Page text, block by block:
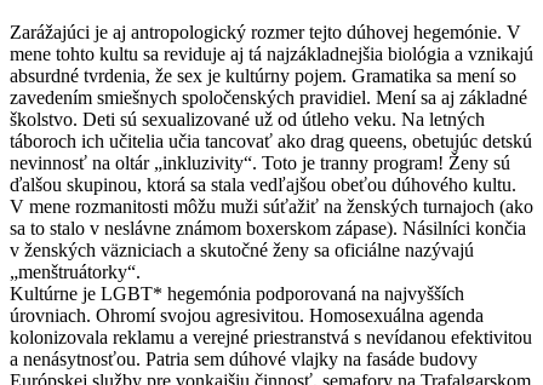
Zarážajúci je aj antropologický rozmer tejto dúhovej hegemónie. V
mene tohto kultu sa reviduje aj tá najzákladnejšia biológia a vznikajú
absurdné tvrdenia, že sex je kultúrny pojem. Gramatika sa mení so
zavedením smiešnych spoločenských pravidiel. Mení sa aj základné
školstvo. Deti sú sexualizované už od útleho veku. Na letných
táboroch ich učitelia učia tancovať ako drag queens, obetujúc detskú
nevinnosť na oltár „inkluzivity“. Toto je tranny program! Ženy sú
ďalšou skupinou, ktorá sa stala vedľajšou obeťou dúhového kultu.
V mene rozmanitosti môžu muži súťažiť na ženských turnajoch (ako
sa to stalo v neslávne známom boxerskom zápase). Násilníci končia
v ženských väzniciach a skutočné ženy sa oficiálne nazývajú
„menštruátorky“.
Kultúrne je LGBT* hegemónia podporovaná na najvyšších
úrovniach. Ohromí svojou agresivitou. Homosexuálna agenda
kolonizovala reklamu a verejné priestranstvá s nevídanou efektivitou
a nenásytnosťou. Patria sem dúhové vlajky na fasáde budovy
Európskej služby pre vonkajšiu činnosť, semafory na Trafalgarskom